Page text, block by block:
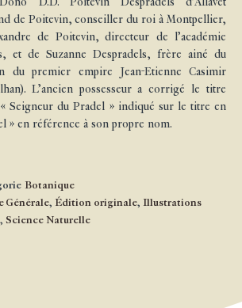
de Poitevin, conseiller du roi à Montpellier,
de Poitevin, directeur de l’académie
et de Suzanne Despradels, frère ainé du
du premier empire Jean-Etienne Casimir
L’ancien possesseur a corrigé le titre
Seigneur du Pradel » indiqué sur le titre en
» en référence à son propre nom.
Botanique
Générale, Édition originale, Illustrations
, Science Naturelle